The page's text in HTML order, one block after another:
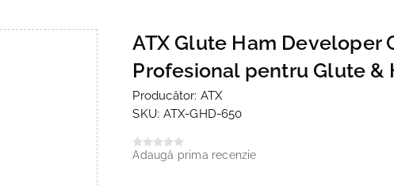
ATX Glute Ham Developer
Profesional pentru Glute &
Producător: ATX
SKU: ATX-GHD-650
Adaugă prima recenzie